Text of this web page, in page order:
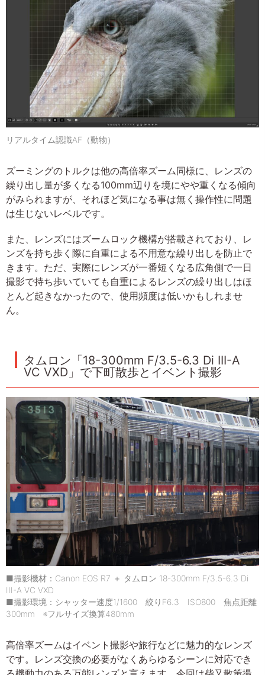
リアルタイム認識AF（動物）
ズーミングのトルクは他の高倍率ズーム同様に、レンズの
繰り出し量が多くなる100mm辺りを境にやや重くなる傾向
がみられますが、それほど気になる事は無く操作性に問題
は生じないレベルです。
また、レンズにはズームロック機構が搭載されており、レ
ンズを持ち歩く際に自重による不用意な繰り出しを防止で
きます。ただ、実際にレンズが一番短くなる広角側で一日
撮影で持ち歩いていても自重によるレンズの繰り出しはほ
とんど起きなかったので、使用頻度は低いかもしれませ
ん。
タムロン「18-300mm F/3.5-6.3 Di III-A
VC VXD」で下町散歩とイベント撮影
■撮影機材：Canon EOS R7 ＋ タムロン 18-300mm F/3.5-6.3 Di
III-A VC VXD
■撮影環境：シャッター速度1/1600 絞りF6.3 ISO800 焦点距離
300mm ※フルサイズ換算480mm
高倍率ズームはイベント撮影や旅行などに魅力的なレンズ
です。レンズ交換の必要がなくあらゆるシーンに対応でき